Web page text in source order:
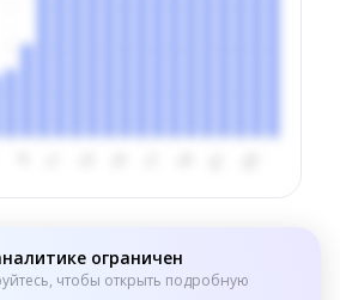
ограничен
чтобы открыть подробную